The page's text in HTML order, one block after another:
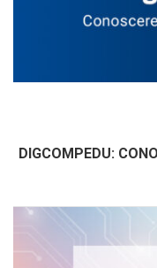
DIGCOMPEDU: